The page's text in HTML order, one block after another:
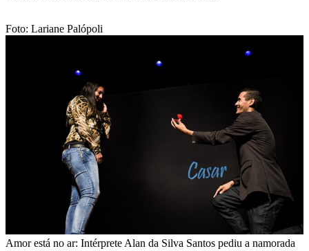
Foto: Lariane Palópoli
Amor está no ar: Intérprete Alan da Silva Santos pediu a namorada